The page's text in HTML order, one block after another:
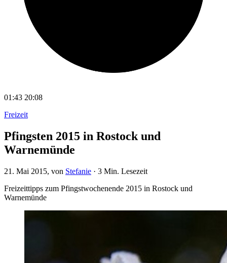
01:43 20:08
Freizeit
Pfingsten 2015 in Rostock und
Warnemünde
21. Mai 2015, von Stefanie · 3 Min. Lesezeit
Freizeittipps zum Pfingstwochenende 2015 in Rostock und
Warnemünde